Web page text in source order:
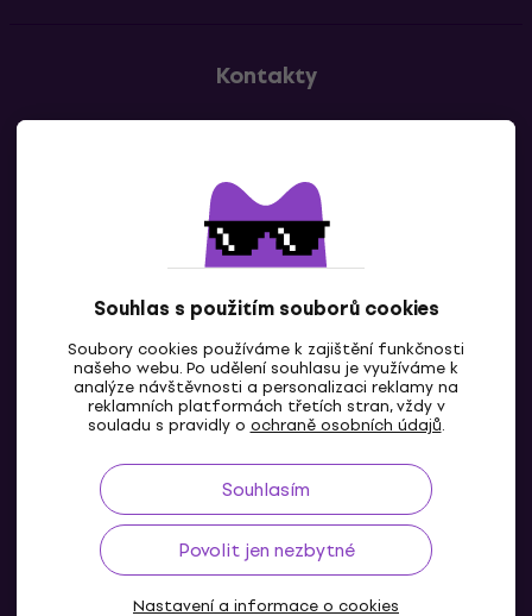
Souhlas s použitím souborů cookies
Soubory cookies používáme k zajištění funkčnosti
našeho webu. Po udělení souhlasu je využíváme k
analýze návštěvnosti a personalizaci reklamy na
reklamních platformách třetích stran, vždy v
souladu s pravidly o ochraně osobních údajů.
Souhlasím
Povolit jen nezbytné
Nastavení a informace o cookies
Kontakty
CZ